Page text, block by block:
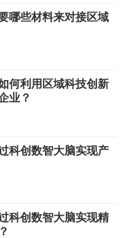
哪些材料来对接区域
何利用区域科技创新
业？
科创数智大脑实现产
科创数智大脑实现精